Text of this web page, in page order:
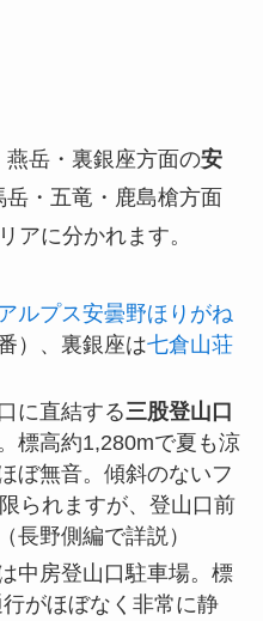
岳・裏銀座方面の安
岳・五竜・鹿島槍方面
アに分かれます。
ルプス安曇野ほりがね
）、裏銀座は七倉山荘
に直結する三股登山口
標高約1,280mで夏も涼
ぼ無音。傾斜のないフ
られますが、登山口前
長野側編で詳説）
中房登山口駐車場。標
がほぼなく非常に静